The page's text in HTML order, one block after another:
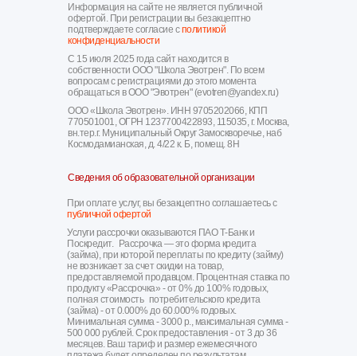
Информация на сайте не является публичной
офертой. При регистрации вы безакцептно
подтверждаете согласие сполитикой
конфиденциальности
При оплате услуг, вы безакцептно соглашаетесь с
публичной офертой
ООО «Школа Эвотрен». ИНН 9705202066, КПП
770501001, ОГРН 1237700422893, 115035, г. Москва,
вн.тер.г. Муниципальный Округ Замоскворечье, наб
Космодамианская, д. 4/22 к. Б, помещ. 8Н
С 15 июля 2025 года сайт находится в
собственности ООО "Школа Эвотрен". По всем
вопросам с регистрациями до этого момента
обращаться в ООО "Эвотрен" (evotren@yandex.ru)
Услуги рассрочки оказываются ПАО Т-Банк и
Поскредит. Рассрочка — это форма кредита
(займа), при которой переплаты по кредиту (займу)
не возникает за счет скидки на товар,
предоставляемой продавцом. Процентная ставка по
продукту «Рассрочка» - от 0% до 100% годовых,
полная стоимость потребительского кредита
(займа) - от 0.000% до 60.000% годовых.
Минимальная сумма - 3000 р., максимальная сумма -
500 000 рублей. Срок предоставления - от 3 до 36
месяцев. Ваш тариф и размер ежемесячного
Сведения об образовательной организации